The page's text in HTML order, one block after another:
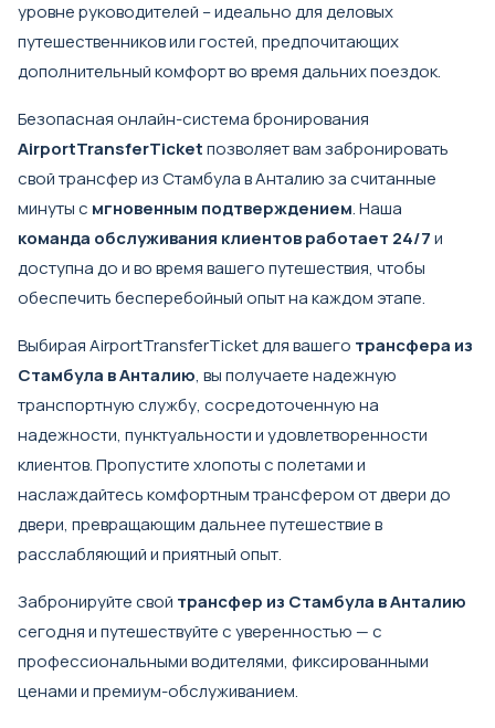
уровне руководителей – идеально для деловых
путешественников или гостей, предпочитающих
дополнительный комфорт во время дальних поездок.
Безопасная онлайн-система бронирования
AirportTransferTicketпозволяет вам забронировать
свой трансфер из Стамбула в Анталию за считанные
минуты с мгновенным подтверждением. Наша
команда обслуживания клиентов работает 24/7и
доступна до и во время вашего путешествия, чтобы
обеспечить бесперебойный опыт на каждом этапе.
Выбирая AirportTransferTicket для вашего трансфера из
Стамбула в Анталию, вы получаете надежную
транспортную службу, сосредоточенную на
надежности, пунктуальности и удовлетворенности
клиентов. Пропустите хлопоты с полетами и
наслаждайтесь комфортным трансфером от двери до
двери, превращающим дальнее путешествие в
расслабляющий и приятный опыт.
Забронируйте свой трансфер из Стамбула в Анталию
сегодня и путешествуйте с уверенностью — с
профессиональными водителями, фиксированными
ценами и премиум-обслуживанием.